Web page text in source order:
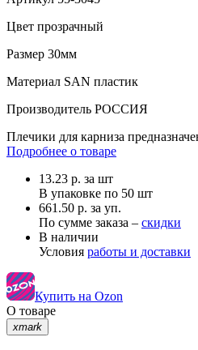
Цвет прозрачный
Размер 30мм
Материал SAN пластик
Производитель РОССИЯ
Плечики для карниза
Подробнее о товаре
13.23 р. за шт
В упаковке по 50 шт
661.50 р. за уп.
По сумме заказа – скидки
В наличии
Условия работы и доставки
Купить на Ozon
О товаре
xmark